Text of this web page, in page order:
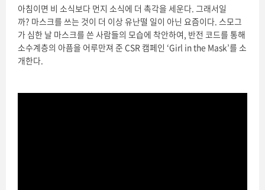
아침이면 비 소식보다 먼지 소식에 더 촉각을 세운다. 그래서일
까? 마스크를 쓰는 것이 더 이상 유난떨 일이 아닌 요즘이다. 스모그
가 심한 날 마스크를 쓴 사람들의 모습에 착안하여, 반전 코드를 통해
소수계층의 아픔을 어루만져 준 CSR 캠페인 ‘Girl in the Mask’를 소
개한다.